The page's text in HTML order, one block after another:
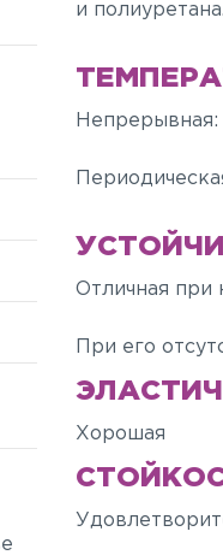
и полиуретана.
Непрерывная:
Отличная при
При его
Хорошая